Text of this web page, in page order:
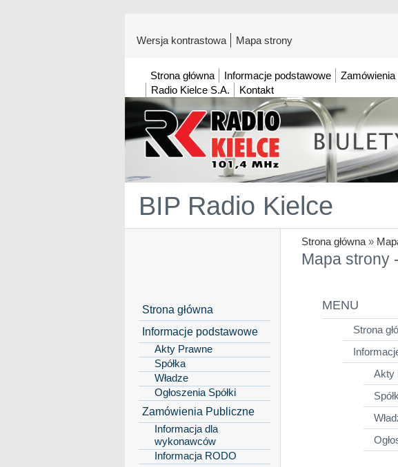
Wersja kontrastowa Mapa strony
Strona główna Informacje podstawowe
Radio Kielce S.A.
Kontakt
BIP Radio Kielce
Strona główna »
Mapa strony
Strona główna
Informacje podstawowe
Akty Prawne
Spółka
Władze
Ogłoszenia Spółki
Zamówienia Publiczne
Informacja dla
wykonawców
Informacja RODO
MENU
Strona
Akty